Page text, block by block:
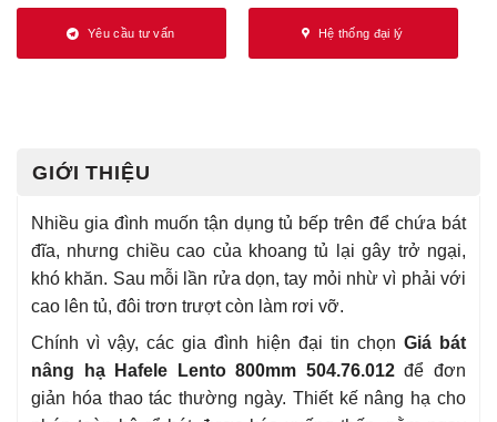
Yêu cầu tư vấn Hệ thống đại lý
GIỚI THIỆU
Nhiều gia đình muốn tận dụng tủ bếp trên để chứa bát
đĩa, nhưng chiều cao của khoang tủ lại gây trở ngại,
khó khăn. Sau mỗi lần rửa dọn, tay mỏi nhừ vì phải với
cao lên tủ, đôi trơn trượt còn làm rơi vỡ.
Chính vì vậy, các gia đình hiện đại tin chọn Giá bát
nâng hạ Hafele Lento 800mm 504.76.012để đơn
giản hóa thao tác thường ngày. Thiết kế nâng hạ cho